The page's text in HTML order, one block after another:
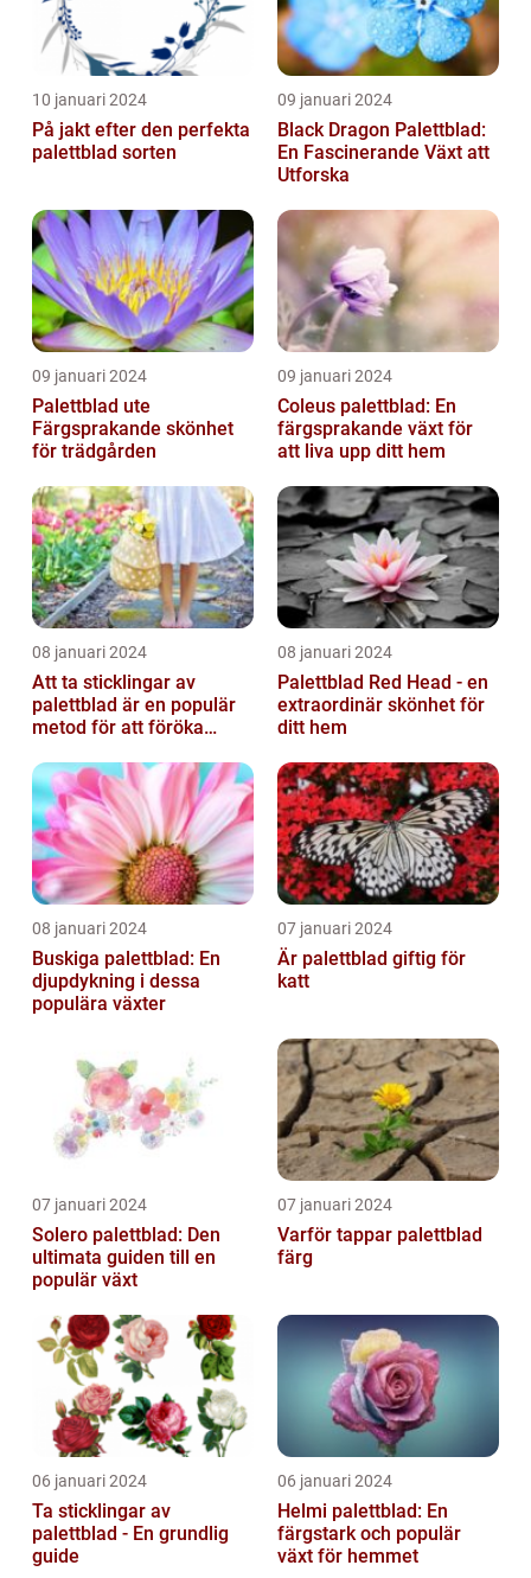
10 januari 2024
På jakt efter den perfekta
palettblad sorten
09 januari 2024
Black Dragon Palettblad:
En Fascinerande Växt att
Utforska
09 januari 2024
Palettblad ute
Färgsprakande skönhet
för trädgården
09 januari 2024
Coleus palettblad: En
färgsprakande växt för
att liva upp ditt hem
08 januari 2024
Att ta sticklingar av
palettblad är en populär
metod för att föröka
08 januari 2024
Palettblad Red Head - en
extraordinär skönhet för
ditt hem
08 januari 2024
Buskiga palettblad: En
djupdykning i dessa
populära växter
07 januari 2024
Är palettblad giftig för
katt
07 januari 2024
Solero palettblad: Den
ultimata guiden till en
populär växt
07 januari 2024
Varför tappar palettblad
färg
06 januari 2024
Ta sticklingar av
palettblad - En grundlig
guide
06 januari 2024
Helmi palettblad: En
färgstark och populär
växt för hemmet